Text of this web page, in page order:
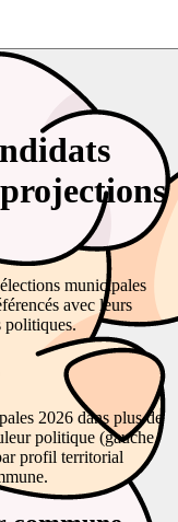
municipales
avec leurs
politiques.
2026 dans plus de
politique (gauche,
profil territorial